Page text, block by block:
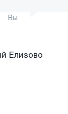
Вы